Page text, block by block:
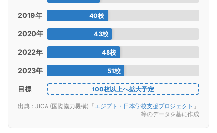
2019年 40校
2020年 43校
2022年 48校
2023年 51校
目標 100校以上へ拡大予定
出典：JICA (国際協力機構)「エジプト・日本学校支援プロジェクト 」
等のデータを基に作成